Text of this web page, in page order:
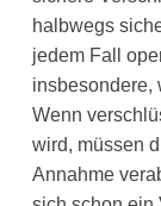
halbwegs
jedem Fall
insbesondere,
Wenn
wird, müssen
Annahme